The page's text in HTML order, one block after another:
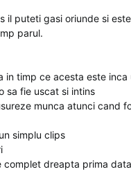
il puteti gasi oriunde si
parul.
in timp ce acesta este inca
sa fie uscat si intins
munca atunci cand
simplu clips
complet dreapta prima